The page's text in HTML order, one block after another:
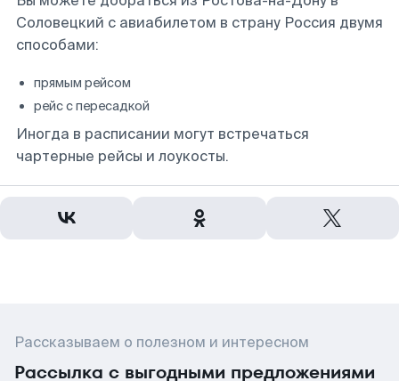
Соловецкий с авиабилетом в страну Россия двумя
способами:
прямым рейсом
рейс с пересадкой
Иногда в расписании могут встречаться
чартерные рейсы и лоукосты.
Рассказываем о полезном и интересном
Рассылка с выгодными предложениями